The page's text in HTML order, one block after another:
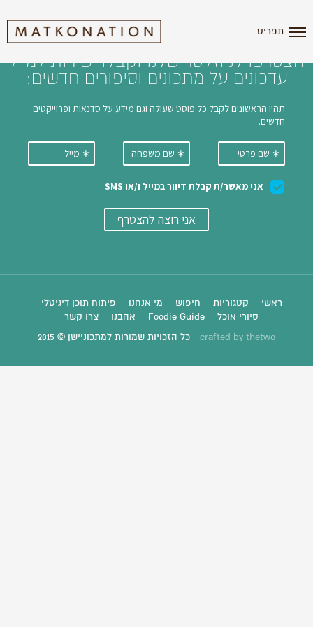
תפריט
הצטרפו לניוזלטר שלנו וקבלו ישירות למייל
עדכונים על מתכונים וסיפורים חדשים:
ראשי קטגוריות חיפוש מי אנחנו
פיתוח תוכן דיגיטלי
סיורי אוכל
Foodie Guide אהבנו צרו קשר
crafted by thetwo כל הזכויות שמורות למתכוניישן © 2015